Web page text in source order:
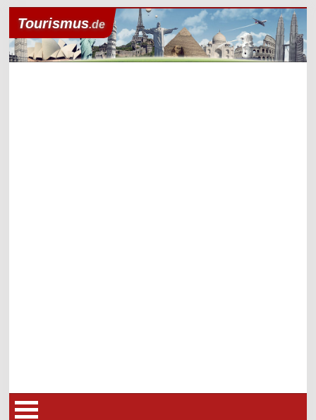
Tourismus.de